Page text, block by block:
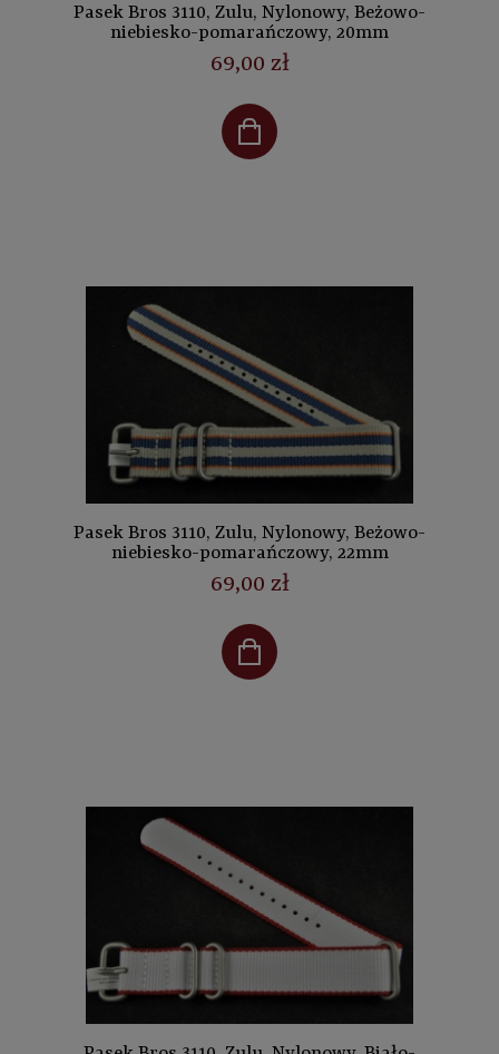
Pasek Bros 3110, Zulu, Nylonowy, Beżowo-
niebiesko-pomarańczowy, 20mm
69,00 zł
Pasek Bros 3110, Zulu, Nylonowy, Beżowo-
niebiesko-pomarańczowy, 22mm
69,00 zł